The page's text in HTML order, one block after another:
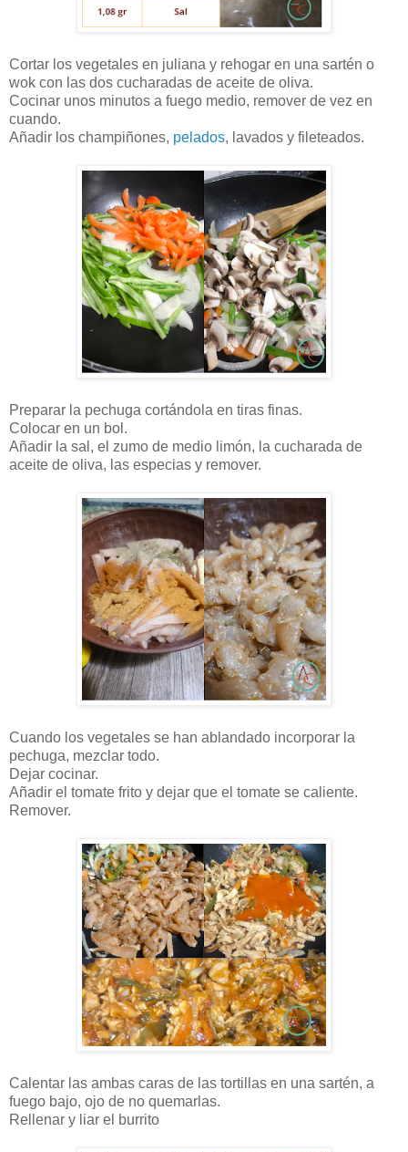
Cortar los vegetales en juliana y rehogar en una sartén o
wok con las dos cucharadas de aceite de oliva.
Cocinar unos minutos a fuego medio, remover de vez en
cuando.
Añadir los champiñones, pelados, lavados y fileteados.
Preparar la pechuga cortándola en tiras finas.
Colocar en un bol.
Añadir la sal, el zumo de medio limón, la cucharada de
aceite de oliva, las especias y remover.
Cuando los vegetales se han ablandado incorporar la
pechuga, mezclar todo.
Dejar cocinar.
Añadir el tomate frito y dejar que el tomate se caliente.
Remover.
Calentar las ambas caras de las tortillas en una sartén, a
fuego bajo, ojo de no quemarlas.
Rellenar y liar el burrito